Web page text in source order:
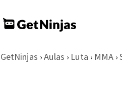
GetNinjas › Aulas › Luta › MMA ›